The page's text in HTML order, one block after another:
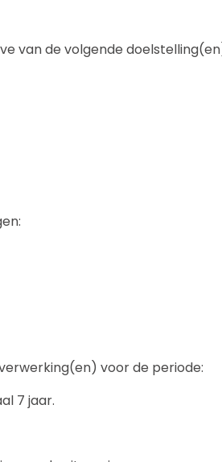
van de volgende
voor de periode:
7 jaar.